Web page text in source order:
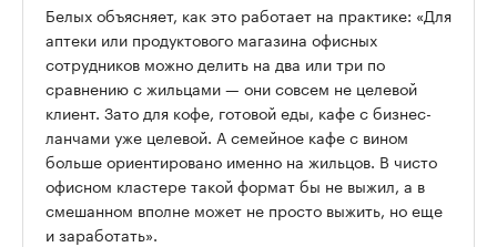
Белых объясняет, как это работает на практике: «Для
аптеки или продуктового магазина офисных
сотрудников можно делить на два или три по
сравнению с жильцами — они совсем не целевой
клиент. Зато для кофе, готовой еды, кафе с бизнес-
ланчами уже целевой. А семейное кафе с вином
больше ориентировано именно на жильцов. В чисто
офисном кластере такой формат бы не выжил, а в
смешанном вполне может не просто выжить, но еще
и заработать».